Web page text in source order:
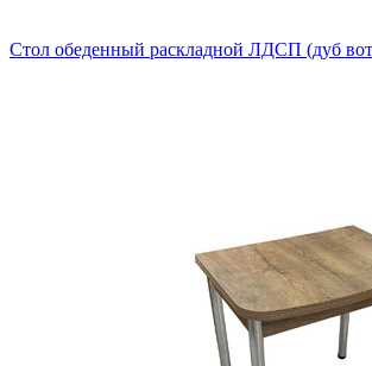
Стол обеденный раскладной ЛДСП (дуб